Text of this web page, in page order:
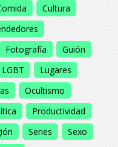
Cultura
Fotografía
Guión
LGBT
Lugares
Ocultismo
Productividad
Series
Sexo